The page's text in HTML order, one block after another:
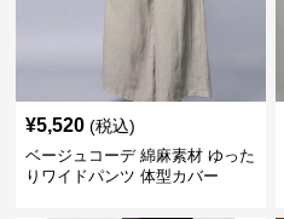
¥5,520 (税込)
ベージュコーデ 綿麻素材 ゆった
りワイドパンツ 体型カバー